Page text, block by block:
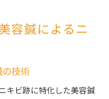
容鍼によるニ
技術
キビ跡に特化した美容鍼